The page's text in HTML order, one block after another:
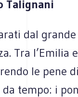
Talignani
dal
Tra
le pene
tempo: i